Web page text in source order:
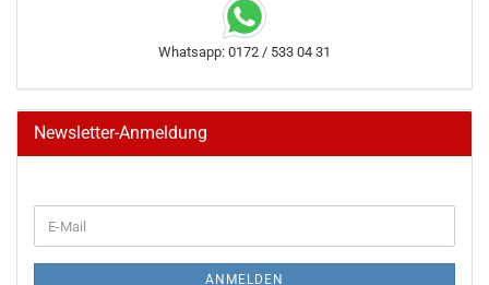
Whatsapp: 0172 / 533 04 31
Newsletter-Anmeldung
ZUR
E-
Mail
ANMELDEN